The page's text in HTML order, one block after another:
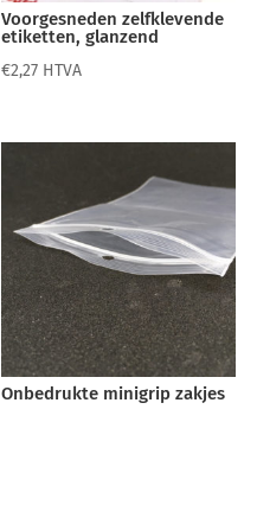
Voorgesneden zelfklevende
etiketten, glanzend
€2,27 HTVA
Onbedrukte minigrip zakjes